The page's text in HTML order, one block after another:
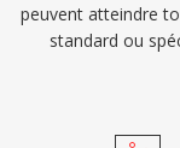
peuvent atteindre
standard ou